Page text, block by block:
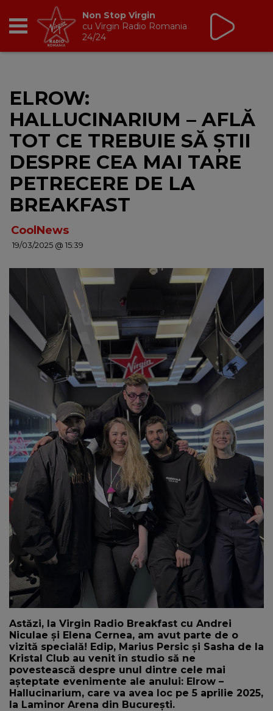
BREAKFAST
TIC TALK
CÂȘTIGĂ
HOT 30
DANCEFLOOR CHART
NEWS
CONTUL MEU
Non Stop Virgin
cu Virgin Radio Romania
24/24
ELROW:
HALLUCINARIUM – AFLĂ
TOT CE TREBUIE SĂ ȘTII
DESPRE CEA MAI TARE
PETRECERE DE LA
BREAKFAST
CoolNews
19/03/2025 @ 15:39
Astăzi, la Virgin Radio Breakfast cu Andrei
Niculae și Elena Cernea, am avut parte de o
vizită specială! Edip, Marius Persic și Sasha de la
Kristal Club au venit în studio să ne
povestească despre unul dintre cele mai
așteptate evenimente ale anului: Elrow –
Hallucinarium, care va avea loc pe 5 aprilie 2025,
la Laminor Arena din București.